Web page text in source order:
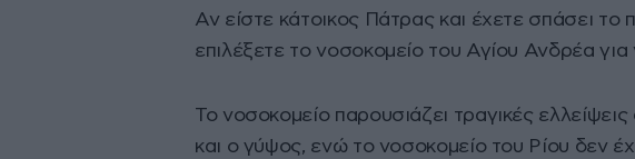
Αν είστε κάτοικος Πάτρας και έχετε σπάσει το
επιλέξετε το νοσοκομείο του Αγίου Ανδρέα
Το νοσοκομείο παρουσιάζει τραγικές
και ο γύψος, ενώ το νοσοκομείο του Ρίου δεν